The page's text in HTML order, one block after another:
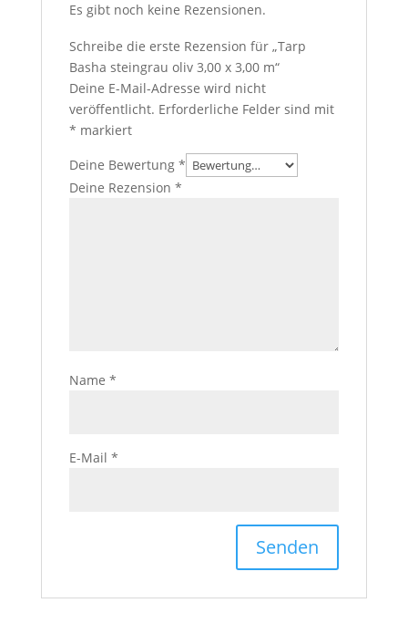
Es gibt noch keine Rezensionen.
Schreibe die erste Rezension für „Tarp
Basha steingrau oliv 3,00 x 3,00 m“
Deine E-Mail-Adresse wird nicht
veröffentlicht. Erforderliche Felder sind mit
* markiert
Deine Bewertung *
Deine Rezension *
Name *
E-Mail *